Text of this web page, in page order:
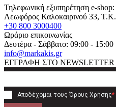
Τηλεφωνική εξυπηρέτηση e-shop:
Λεωφόρος Καλοκαιρινού 33, T.K.
+30 800 3000400
Ωράριο επικοινωνίας
Δευτέρα - Σάββατο: 09:00 - 15:00
info@markakis.gr
ΕΓΓΡΑΦΗ ΣΤΟ NEWSLETTER
Αποδέχομαι τους Όρους Χρήσης*